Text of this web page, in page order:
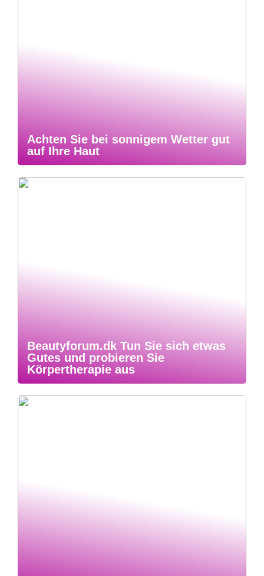
Achten Sie bei sonnigem Wetter gut
auf Ihre Haut
Beautyforum.dk Tun Sie sich etwas
Gutes und probieren Sie
Körpertherapie aus